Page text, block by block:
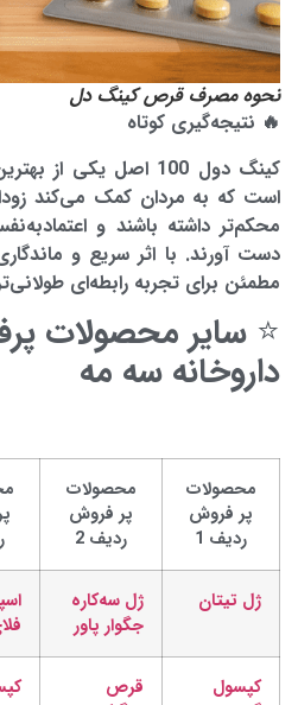
نحوه مصرف قرص کینگ دل
🔥 نتیجه‌گیری کوتاه
کینگ دول 100 اصل
است که به مردان کمک می‌کند
محکم‌تر داشته باشند و
دست آورند. با اثر سریع و
مطمئن برای تجربه رابطه‌ای
⭐ سایر محصولات
داروخانه سه مه
محصولات
پر فروش
ردیف 1
محصولات
پر فروش
ردیف 2
ژل تیتان
ژل سه‌کاره
جگوار پاور
کپسول
قرص